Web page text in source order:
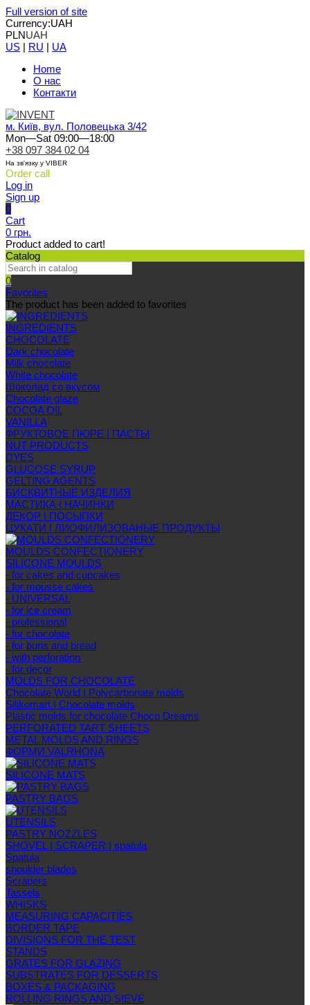
Full version of site
Currency:UAH
PLNUAH
US | RU | UA
Home
О нас
Контакти
м. Київ, вул. Половецька 3/42
Mon—Sat 09:00—18:00
+38 097 384 02 04
На зв'язку у VIBER
Order call
Log in
Sign up
0
Cart
0 грн.
Product added to cart!
Catalog
0
Favorites
The product has been added to favorites
INGREDIENTS
CHOCOLATE
Dark chocolate
Milk chocolate
White chocolate
Шоколад со вкусом
Chocolate glaze
COCOA OIL
VANILLA
ФРУКТОВОЕ ПЮРЕ | ПАСТЫ
NUT PRODUCTS
DYES
GLUCOSE SYRUP
GELTING AGENTS
БИСКВИТНЫЕ ИЗДЕЛИЯ
МАСТИКА | НАЧИНКИ
ДЕКОР | ПОСЫПКИ
ЦУКАТИ | ЛИОФИЛИЗОВАНЫЕ ПРОДУКТЫ
MOULDS CONFECTIONERY
SILICONE MOULDS
- for cakes and cupcakes
- for mousse cakes
- UNIVERSAL
- for ice cream
- professional
- for chocolate
- for buns and bread
- with perforation
- for decor
MOLDS FOR CHOCOLATE
Chocolate World | Polycarbonate molds
Silikomart | Chocolate molds
Plastic molds for chocolate Choco Dreams
PERFORATED TART SHEETS
METAL MOLDS AND RINGS
ФОРМИ VALRHONA
SILICONE MATS
PASTRY BAGS
UTENSILS
PASTRY NOZZLES
SHOVEL | SCRAPER | spatula
Spatula
shoulder blades
Scrapers
Tassels
WHISKS
MEASURING CAPACITIES
BORDER TAPE
DIVISIONS FOR THE TEST
STANDS
GRATES FOR GLAZING
SUBSTRATES FOR DESSERTS
BOXES & PACKAGING
ROLLING RINGS AND SIEVE